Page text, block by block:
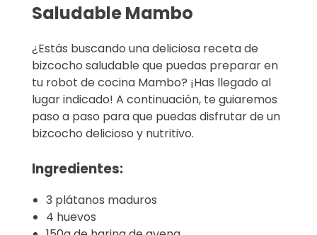
Saludable Mambo
¿Estás buscando una deliciosa receta de
bizcocho saludable que puedas preparar en
tu robot de cocina Mambo? ¡Has llegado al
lugar indicado! A continuación, te guiaremos
paso a paso para que puedas disfrutar de un
bizcocho delicioso y nutritivo.
Ingredientes:
3 plátanos maduros
4 huevos